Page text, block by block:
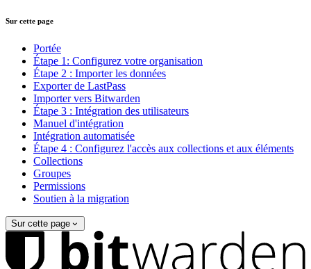
Sur cette page
Portée
Étape 1: Configurez votre organisation
Étape 2 : Importer les données
Exporter de LastPass
Importer vers Bitwarden
Étape 3 : Intégration des utilisateurs
Manuel d'intégration
Intégration automatisée
Étape 4 : Configurez l'accès aux collections et aux éléments
Collections
Groupes
Permissions
Soutien à la migration
Sur cette page